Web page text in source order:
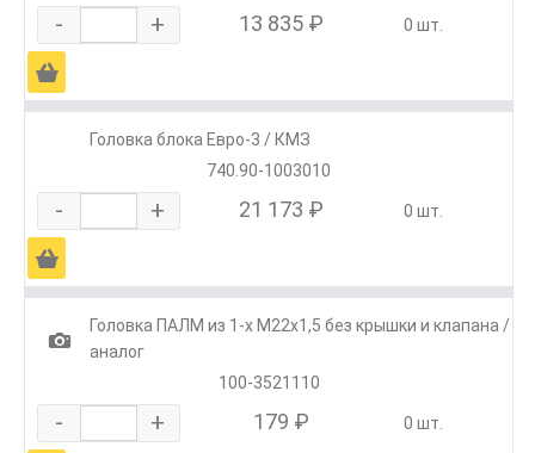
- + 13 835 ₽ 0 шт.
Ä
Головка блока Евро-3 / КМЗ
740.90-1003010
- + 21 173 ₽ 0 шт.
Ä
1
Головка ПАЛМ из 1-х М22х1,5 без крышки и клапана /
аналог
100-3521110
- + 179 ₽ 0 шт.